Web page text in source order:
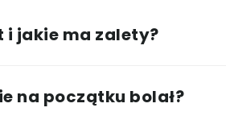
jakie ma zalety?
na początku bolał?